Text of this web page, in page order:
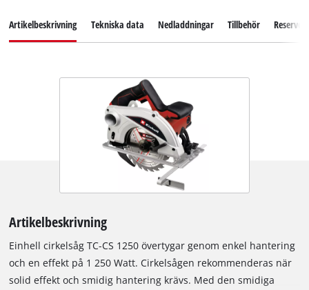
Artikelbeskrivning Tekniska data Nedladdningar Tillbehör
Artikelbeskrivning
Einhell cirkelsåg TC-CS 1250 övertygar genom enkel hantering
och en effekt på 1 250 Watt. Cirkelsågen rekommenderas när
solid effekt och smidig hantering krävs. Med den smidiga